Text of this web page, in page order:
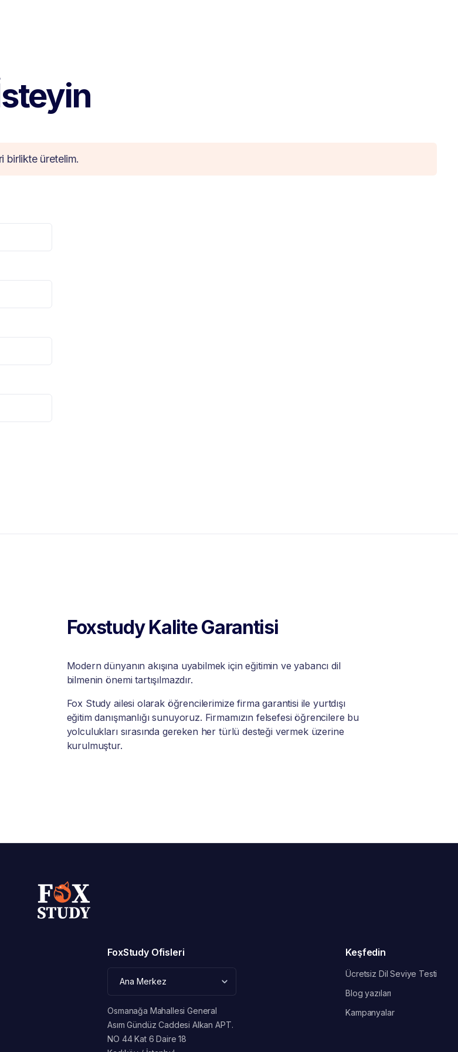
birlikte üretelim.
Foxstudy Kalite Garantisi
Modern dünyanın akışına uyabilmek için eğitimin ve yabancı dil
bilmenin önemi tartışılmazdır.
Fox Study ailesi olarak öğrencilerimize firma garantisi ile yurtdışı
eğitim danışmanlığı sunuyoruz. Firmamızın felsefesi öğrencilere bu
yolculukları sırasında gereken her türlü desteği vermek üzerine
kurulmuştur.
FoxStudy Ofisleri
Osmanağa Mahallesi General
Asım Gündüz Caddesi Alkan APT.
NO 44 Kat 6 Daire 18
Keşfedin
Ücretsiz Dil Seviye Testi
Blog yazıları
Kampanyalar